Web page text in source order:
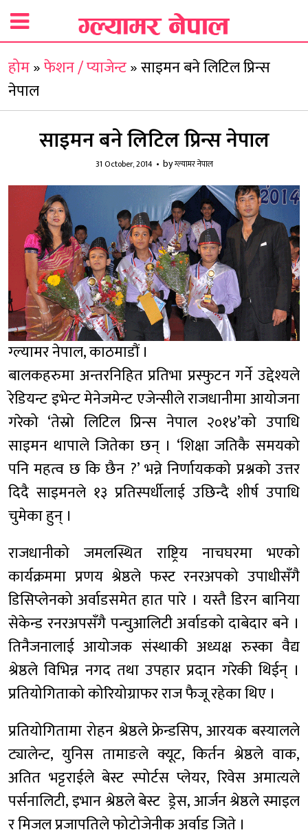
होम»फेशन / प्याजेन्ट»साइमन बने लिटिल प्रिन्स
नेपाल
साइमन बने लिटिल प्रिन्स नेपाल
31 October, 2014 byग्ल्यामर नेपाल
ग्ल्यामर नेपाल, काठमाडौं ।
बालकहरुमा अन्तरनिहित प्रतिभा प्रस्फुटन गर्ने उद्देश्यले
रेडियन्ट इभेन्ट मेनेजमेन्ट एजेन्सीले राजधानीमा आयोजना
गरेको ‘तेस्रो लिटिल प्रिन्स नेपाल २०१४’को उपाधि
साइमन थापाले जितेका छन् । ‘शिक्षा जतिकै समयको
पनि महत्व छ कि छैन ?’ भन्ने निर्णायकको प्रश्नको उत्तर
दिदै साइमनले १३ प्रतिस्पर्धीलाई उछिन्दै शीर्ष उपाधि
चुमेका हुन् ।
राजधानीको जमलस्थित राष्ट्रिय नाचघरमा भएको
कार्यक्रममा प्रणय श्रेष्ठले फस्ट रनरअपको उपाधीसँगै
डिसिप्लेनको अर्वाडसमेत हात पारे । यस्तै डिरन बानिया
सेकेन्ड रनरअपसँगै पन्चुआलिटी अर्वाडको दाबेदार बने ।
तिनैजनालाई आयोजक संस्थाकी अध्यक्ष रुस्का वैद्य
श्रेष्ठले विभिन्न नगद तथा उपहार प्रदान गरेकी थिईन् ।
प्रतियोगिताको कोरियोग्राफर राज फैजू रहेका थिए ।
प्रतियोगितामा रोहन श्रेष्ठले फ्रेन्डसिप, आरयक बस्यालले
ट्यालेन्ट, युनिस तामाङले क्यूट, किर्तन श्रेष्ठले वाक,
अतित भट्टराईले बेस्ट स्पोर्टस प्लेयर, रिवेस अमात्यले
पर्सनालिटी, इभान श्रेष्ठले बेस्ट ड्रेस, आर्जन श्रेष्ठले स्माइल
र मिजल प्रजापतिले फोटोजेनीक अर्वाड जिते ।